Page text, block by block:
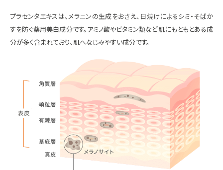
プラセンタエキスは、メラニンの生成をおさえ、日焼けによるシミ・そばか
すを防ぐ薬用美白成分です。アミノ酸やビタミン類など肌にもともとある成
分が多く含まれており、肌へなじみやすい成分です。